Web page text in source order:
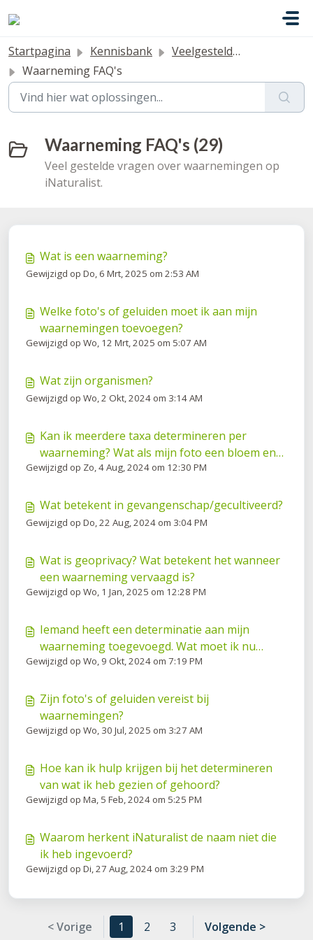
Startpagina Kennisbank
Veelgestelde vragen
Waarneming FAQ's
Waarneming FAQ's (29)
Veel gestelde vragen over waarnemingen op
iNaturalist.
Wat is een waarneming?
Gewijzigd op Do, 6 Mrt, 2025 om 2:53 AM
Welke foto's of geluiden moet ik aan mijn
waarnemingen toevoegen?
Gewijzigd op Wo, 12 Mrt, 2025 om 5:07 AM
Wat zijn organismen?
Gewijzigd op Wo, 2 Okt, 2024 om 3:14 AM
Kan ik meerdere taxa determineren per
waarneming? Wat als mijn foto een bloem en
een cool insekt heeft?
Gewijzigd op Zo, 4 Aug, 2024 om 12:30 PM
Wat betekent in gevangenschap/gecultiveerd?
Gewijzigd op Do, 22 Aug, 2024 om 3:04 PM
Wat is geoprivacy? Wat betekent het wanneer
een waarneming vervaagd is?
Gewijzigd op Wo, 1 Jan, 2025 om 12:28 PM
Iemand heeft een determinatie aan mijn
waarneming toegevoegd. Wat moet ik nu
doen?
Gewijzigd op Wo, 9 Okt, 2024 om 7:19 PM
Zijn foto's of geluiden vereist bij
waarnemingen?
Gewijzigd op Wo, 30 Jul, 2025 om 3:27 AM
Hoe kan ik hulp krijgen bij het determineren
van wat ik heb gezien of gehoord?
Gewijzigd op Ma, 5 Feb, 2024 om 5:25 PM
Waarom herkent iNaturalist de naam niet die
ik heb ingevoerd?
Gewijzigd op Di, 27 Aug, 2024 om 3:29 PM
< Vorige 1 2 3 Volgende >